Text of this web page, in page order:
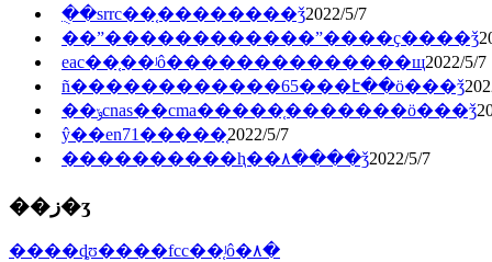
�ֻ�srrc��֤��������ǯ2022/5/7
��ˮ������������ˮ����ҫ����ǯ
eac��֤��ʲô��������������щ2022/5/7
ñ������������65���է��ö���ǯ
��ݸcnas��cma�����֤�������ö���ǯ
ŷ��en71�����֤2022/5/7
����������ⱨ��۸����ǯ2022/5/7
��ز�ʒ
����ȡʊ����fcc��֤ʲô�۸�